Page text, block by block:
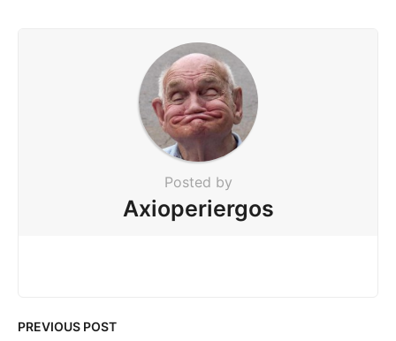
Posted by
Axioperiergos
PREVIOUS POST